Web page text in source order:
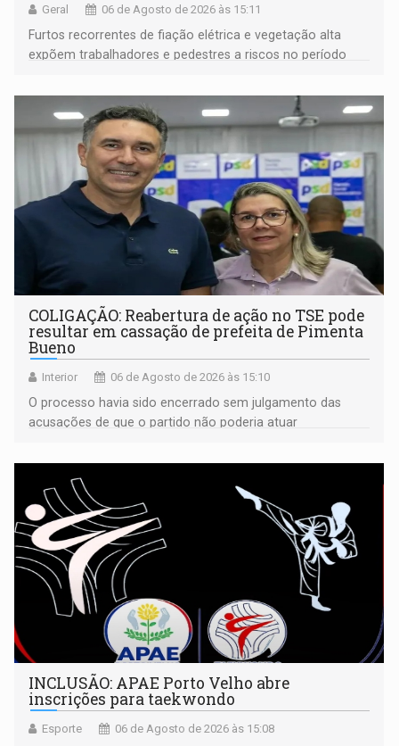
Geral 06 de Agosto de 2026 às 15:11
Furtos recorrentes de fiação elétrica e vegetação alta
expõem trabalhadores e pedestres a riscos no período
COLIGAÇÃO: Reabertura de ação no TSE pode
resultar em cassação de prefeita de Pimenta
Bueno
Interior 06 de Agosto de 2026 às 15:10
O processo havia sido encerrado sem julgamento das
acusações de que o partido não poderia atuar
INCLUSÃO: APAE Porto Velho abre
inscrições para taekwondo
Esporte 06 de Agosto de 2026 às 15:08